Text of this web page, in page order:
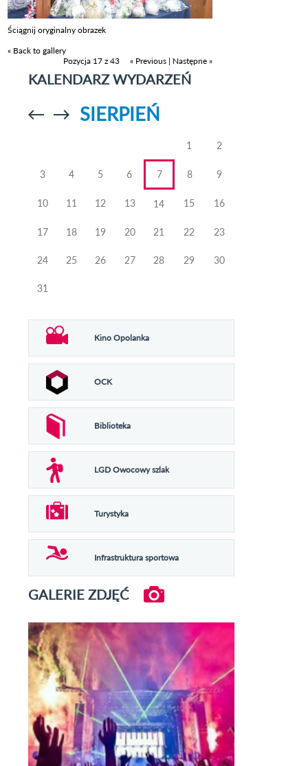
Ściągnij oryginalny obrazek
« Back to gallery
Pozycja 17 z 43
« Previous | Następne »
KALENDARZ WYDARZEŃ
Przejdź doPrzejdź do
SIERPIEŃ
1 2
3 4 5 6 7 8 9
10 11 12 13 14 15 16
17 18 19 20 21 22 23
24 25 26 27 28 29 30
31
Kino Opolanka
OCK
Biblioteka
LGD Owocowy szlak
Turystyka
Infrastruktura sportowa
GALERIE ZDJĘĆ